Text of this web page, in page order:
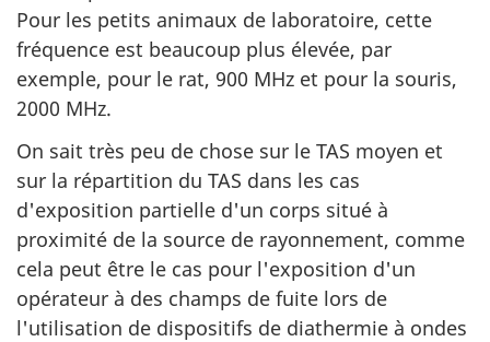
Pour les petits animaux de laboratoire, cette
fréquence est beaucoup plus élevée, par
exemple, pour le rat, 900 MHz et pour la souris,
2000 MHz.
On sait très peu de chose sur le TAS moyen et
sur la répartition du TAS dans les cas
d'exposition partielle d'un corps situé à
proximité de la source de rayonnement, comme
cela peut être le cas pour l'exposition d'un
opérateur à des champs de fuite lors de
l'utilisation de dispositifs de diathermie à ondes